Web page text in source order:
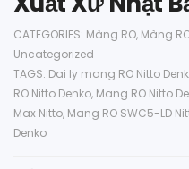
CATEGORIES: Màng RO, Màng
Uncategorized
TAGS: Dai ly mang RO Nitto
RO Nitto Denko, Mang RO Nitto
Max Nitto, Mang RO SWC5-LD
Denko